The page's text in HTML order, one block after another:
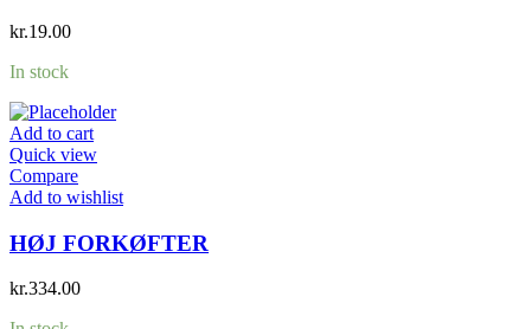
kr.19.00
In stock
Add to cart
Quick view
Compare
Add to wishlist
HØJ FORKØFTER
kr.334.00